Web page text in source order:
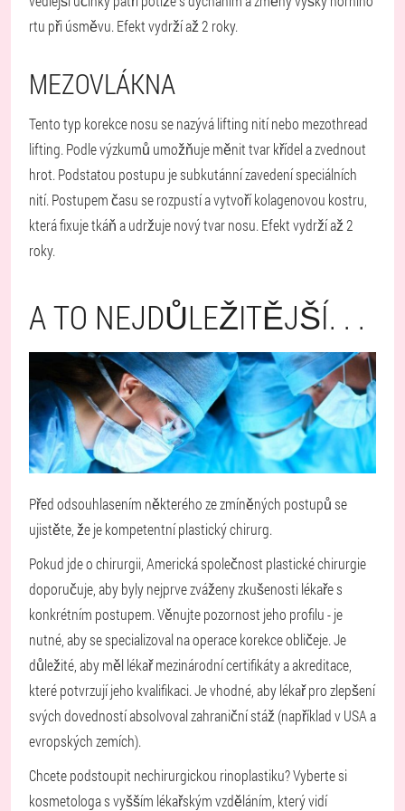
rtu při úsměvu. Efekt vydrží až 2 roky.
MEZOVLÁKNA
Tento typ korekce nosu se nazývá lifting nití nebo mezothread
lifting. Podle výzkumů umožňuje měnit tvar křídel a zvednout
hrot. Podstatou postupu je subkutánní zavedení speciálních
nití. Postupem času se rozpustí a vytvoří kolagenovou kostru,
která fixuje tkáň a udržuje nový tvar nosu. Efekt vydrží až 2
roky.
A TO NEJDŮLEŽITĚJŠÍ. . .
Před odsouhlasením některého ze zmíněných postupů se
ujistěte, že je kompetentní plastický chirurg.
Pokud jde o chirurgii, Americká společnost plastické chirurgie
doporučuje, aby byly nejprve zváženy zkušenosti lékaře s
konkrétním postupem. Věnujte pozornost jeho profilu - je
nutné, aby se specializoval na operace korekce obličeje. Je
důležité, aby měl lékař mezinárodní certifikáty a akreditace,
které potvrzují jeho kvalifikaci. Je vhodné, aby lékař pro zlepšení
svých dovedností absolvoval zahraniční stáž (například v USA a
evropských zemích).
Chcete podstoupit nechirurgickou rinoplastiku? Vyberte si
kosmetologa s vyšším lékařským vzděláním, který vidí